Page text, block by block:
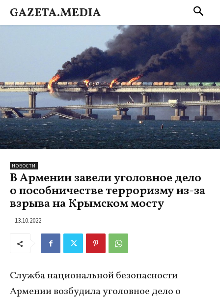
GAZETA.MEDIA
НОВОСТИ
В Армении завели уголовное дело
о пособничестве терроризму из-за
взрыва на Крымском мосту
13.10.2022
Служба национальной безопасности
Армении возбудила уголовное дело о